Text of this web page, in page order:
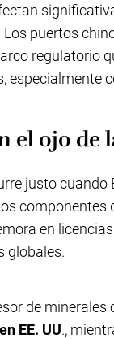
puertos
regulatorio
especialmente
el ojo de
justo cuando
componentes
en
globales.
de
EE. UU.,